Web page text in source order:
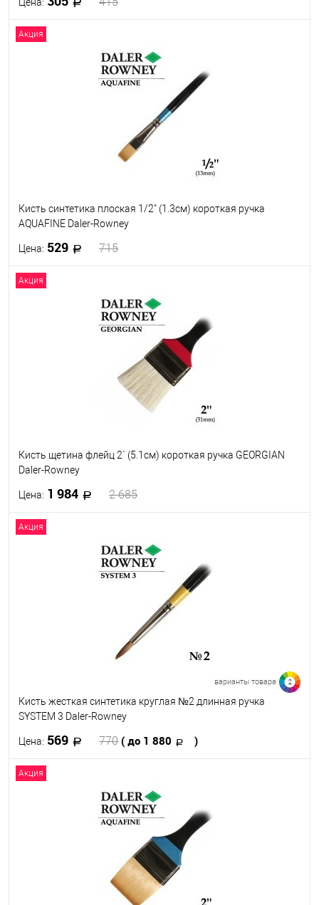
В наличии
Акция
Кисть синтетика плоская 1/2" (1.3см) короткая ручка
AQUAFINE Daler-Rowney
Цена: 529 715
В наличии
Акция
Кисть щетина флейц 2` (5.1см) короткая ручка GEORGIAN
Daler-Rowney
Цена: 1 984 2 685
В наличии
Акция
варианты товара 2
Кисть жесткая синтетика круглая №2 длинная ручка
SYSTEM 3 Daler-Rowney
Цена: 569 770 ( до 1 880 )
В наличии
Акция